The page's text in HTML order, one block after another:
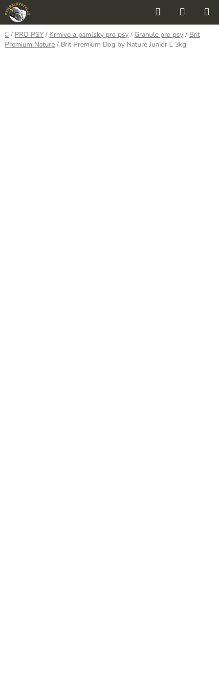
Přejít
na
obsah
Hledat
KOŠÍK
Domů
/ PRO PSY / Krmivo a pamlsky pro psy / Granule pro psy / Brit
Premium Nature / Brit Premium Dog by Nature Junior L 3kg